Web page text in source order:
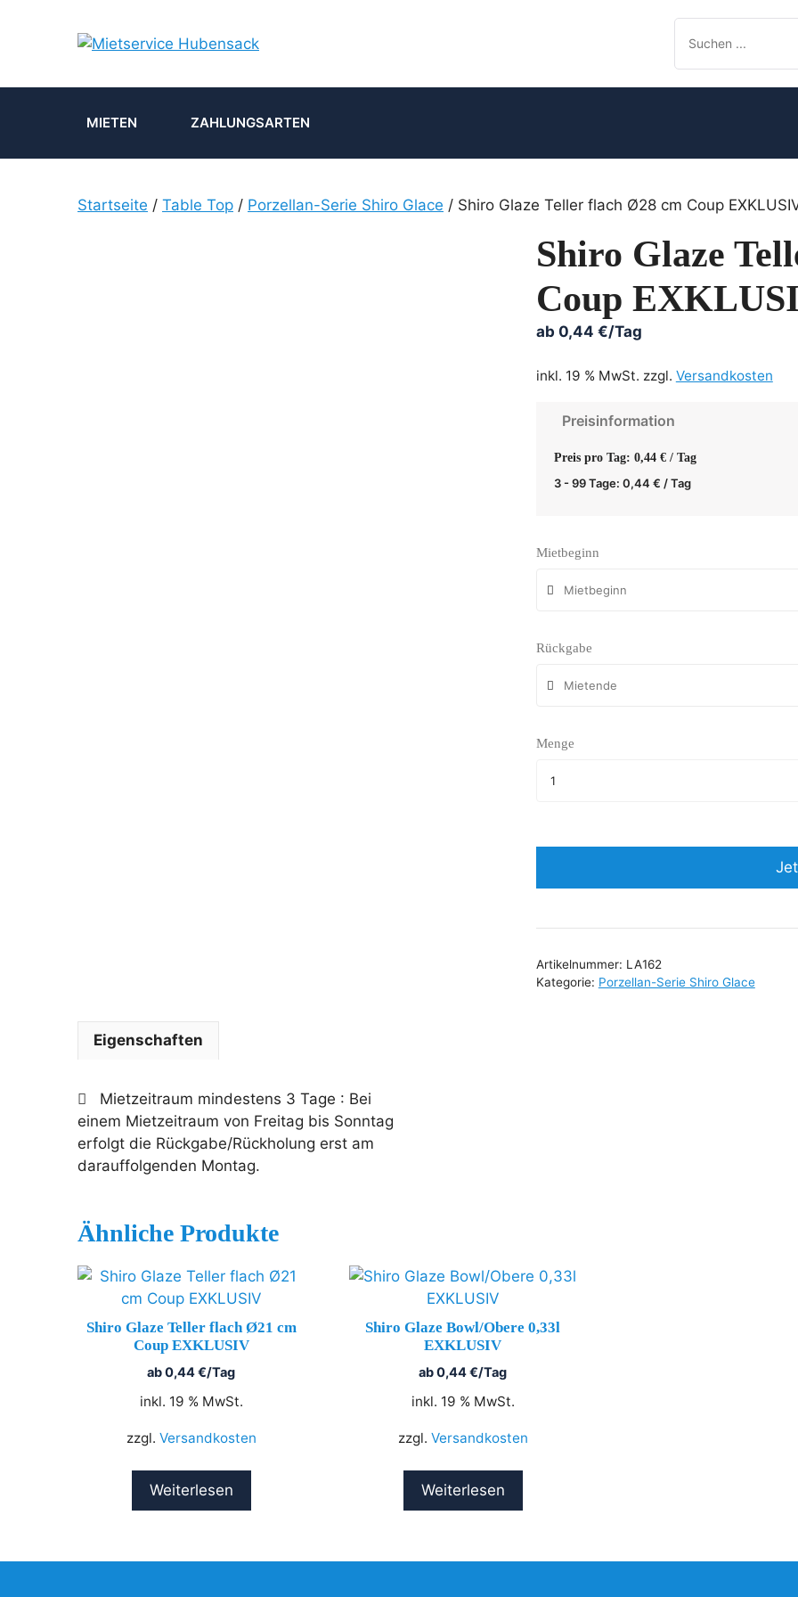
MIETEN ZAHLUNGSARTEN
Startseite / Table Top / Porzellan-Serie Shiro Glace / Shiro Glaze Teller flach Ø28 cm Coup
Shiro Glaze
Coup
ab 0,44 €/Tag
inkl. 19 % MwSt. zzgl. Versandkosten
Preisinformation
Preis pro Tag: 0,44 € / Tag
3 - 99 Tage: 0,44 € / Tag
Mietbeginn
Rückgabe
Menge
Artikelnummer: LA162
Kategorie: Porzellan-Serie Shiro Glace
Eigenschaften
Mietzeitraum mindestens 3 Tage : Bei
einem Mietzeitraum von Freitag bis Sonntag
erfolgt die Rückgabe/Rückholung erst am
darauffolgenden Montag.
Ähnliche Produkte
Shiro Glaze Teller flach Ø21 cm
Coup EXKLUSIV
ab0,44€/Tag
inkl. 19 % MwSt.
zzgl. Versandkosten
Weiterlesen
Shiro Glaze Bowl/Obere 0,33l
EXKLUSIV
ab0,44€/Tag
inkl. 19 % MwSt.
zzgl. Versandkosten
Weiterlesen